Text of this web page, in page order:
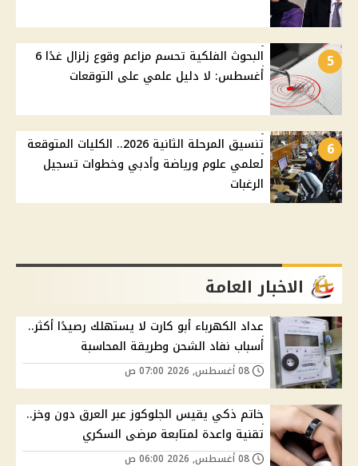
5
البحوث الفلكية تحسم مزاعم وقوع زلزال غدًا 6
أغسطس: لا دليل علمي على التوقعات
6
تنسيق المرحلة الثانية 2026.. الكليات المتوقعة
لعلمي علوم ورياضة وأدبي وخطوات تسجيل
الرغبات
الاخبار العامة
عداد الكهرباء أبو كارت لا يستهلك رصيدًا أكثر..
أسباب نفاد الشحن وطريقة المحاسبة
خاتم ذكي يقيس الجلوكوز عبر العرق دون وخز..
تقنية واعدة لمتابعة مرضى السكري